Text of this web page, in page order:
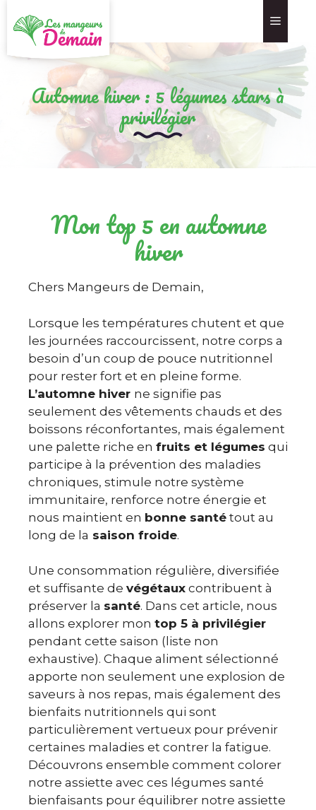
Automne hiver : 5 légumes stars à
privilégier
Mon top 5 en automne
hiver
Chers Mangeurs de Demain,
Lorsque les températures chutent et que
les journées raccourcissent, notre corps a
besoin d’un coup de pouce nutritionnel
pour rester fort et en pleine forme.
L’automne hiver ne signifie pas
seulement des vêtements chauds et des
boissons réconfortantes, mais également
une palette riche en fruits et légumes qui
participe à la prévention des maladies
chroniques, stimule notre système
immunitaire, renforce notre énergie et
nous maintient en bonne santé tout au
long de la saison froide.
Une consommation régulière, diversifiée
et suffisante de végétaux contribuent à
préserver la santé. Dans cet article, nous
allons explorer mon top 5 à privilégier
pendant cette saison (liste non
exhaustive). Chaque aliment sélectionné
apporte non seulement une explosion de
saveurs à nos repas, mais également des
bienfaits nutritionnels qui sont
particulièrement vertueux pour prévenir
certaines maladies et contrer la fatigue.
Découvrons ensemble comment colorer
notre assiette avec ces légumes santé
bienfaisants pour équilibrer notre assiette